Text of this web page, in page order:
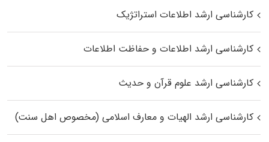
کارشناسی ارشد اطلاعات استراتژیک
کارشناسی ارشد اطلاعات و حفاظت اطلاعات
کارشناسی ارشد علوم قرآن و حدیث
کارشناسی ارشد الهیات و معارف اسلامی (مخصوص اهل سنت)